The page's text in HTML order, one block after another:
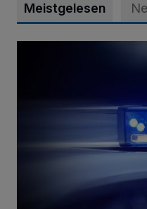
Meistgelesen